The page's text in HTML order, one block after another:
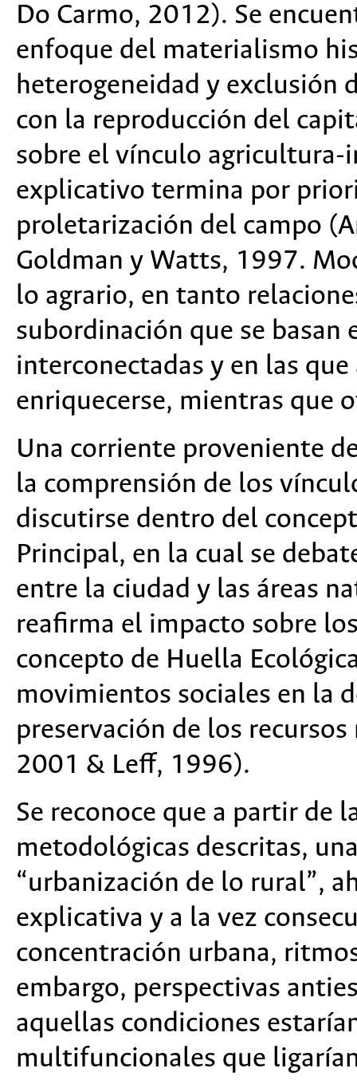
Do Carmo, 2012). Se
enfoque del materialismo
heterogeneidad y exclusión
con la reproducción del
sobre el vínculo
explicativo termina por
proletarización del campo
Goldman y Watts, 1997.
lo agrario, en tanto
subordinación que se
interconectadas y en las
enriquecerse, mientras que
Una corriente proveniente
la comprensión de los
discutirse dentro del
Principal, en la cual se
entre la ciudad y las áreas
reafirma el impacto sobre
concepto de Huella
movimientos sociales en la
preservación de los
2001 & Leff, 1996).
Se reconoce que a partir de
metodológicas descritas,
“urbanización de lo rural”,
explicativa y a la vez
concentración urbana,
embargo, perspectivas
aquellas condiciones
multifuncionales que